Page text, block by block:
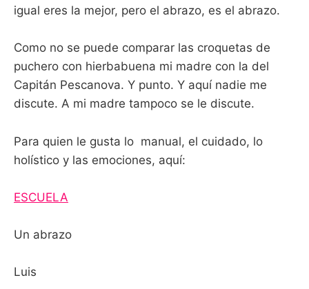
igual eres la mejor, pero el abrazo, es el abrazo.
Como no se puede comparar las croquetas de
puchero con hierbabuena mi madre con la del
Capitán Pescanova. Y punto. Y aquí nadie me
discute. A mi madre tampoco se le discute.
Para quien le gusta lo manual, el cuidado, lo
holístico y las emociones, aquí:
ESCUELA
Un abrazo
Luis